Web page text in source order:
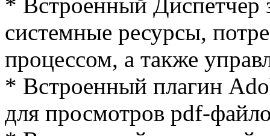
системные ресурсы,
процессом, а также
* Встроенный плагин
для просмотров pdf-